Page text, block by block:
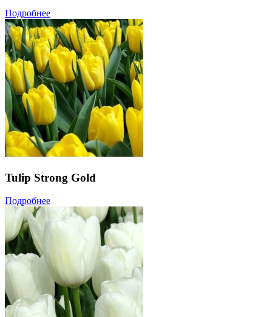
Подробнее
Tulip Strong Gold
Подробнее